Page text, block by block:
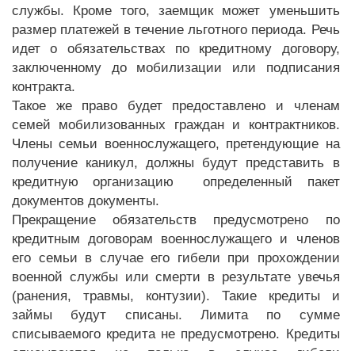
службы. Кроме того, заемщик может уменьшить
размер платежей в течение льготного периода. Речь
идет о обязательствах по кредитному договору,
заключенному до мобилизации или подписания
контракта.
Такое же право будет предоставлено и членам
семей мобилизованных граждан и контрактников.
Члены семьи военнослужащего, претендующие на
получение каникул, должны будут представить в
кредитную организацию определенный пакет
документов документы.
Прекращение обязательств предусмотрено по
кредитным договорам военнослужащего и членов
его семьи в случае его гибели при прохождении
военной службы или смерти в результате увечья
(ранения, травмы, контузии). Такие кредиты и
займы будут списаны. Лимита по сумме
списываемого кредита не предусмотрено. Кредиты